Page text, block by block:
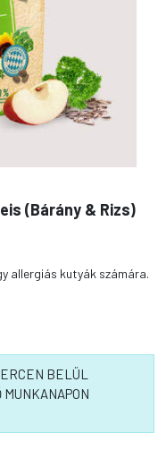
(Bárány & Rizs)
allergiás kutyák számára.
BELÜL